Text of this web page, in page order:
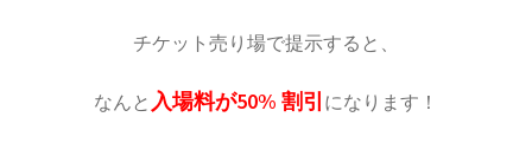
チケット売り場で提示すると、
なんと 入場料が50% 割引 になります！